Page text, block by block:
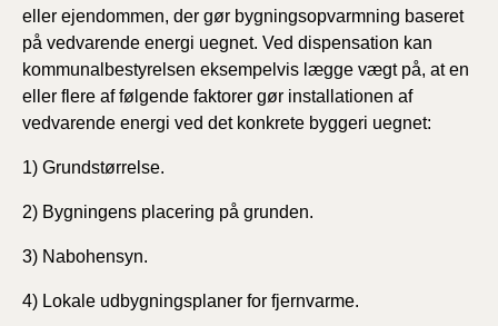
eller ejendommen, der gør bygningsopvarmning baseret
på vedvarende energi uegnet. Ved dispensation kan
kommunalbestyrelsen eksempelvis lægge vægt på, at en
eller flere af følgende faktorer gør installationen af
vedvarende energi ved det konkrete byggeri uegnet:
1) Grundstørrelse.
2) Bygningens placering på grunden.
3) Nabohensyn.
4) Lokale udbygningsplaner for fjernvarme.